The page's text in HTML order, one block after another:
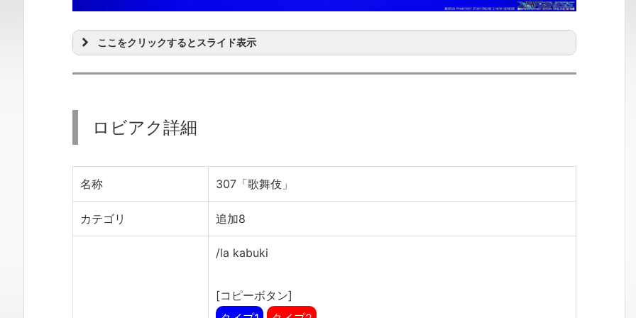
ここをクリックするとスライド表示
ロビアク詳細
名称 307「歌舞伎」
カテゴリ 追加8
/la kabuki
[コピーボタン]